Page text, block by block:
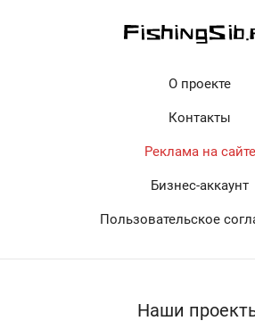
О проекте
Контакты
Реклама на сайте
Бизнес-аккаунт
Пользовательское
Наши